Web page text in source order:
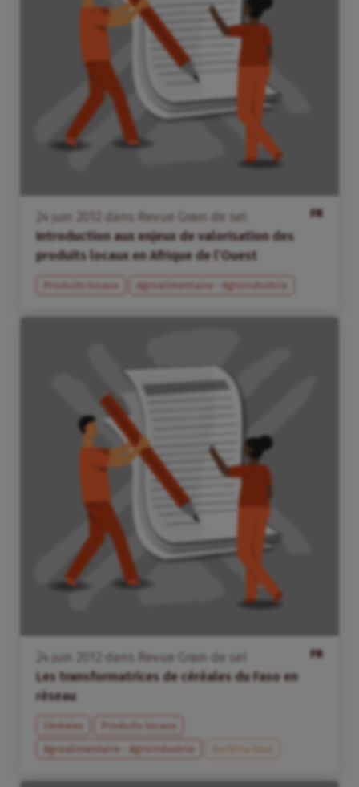
FR
24 juin dans
Revue Grain de sel
Introduction aux enjeux de valorisation des
produits locaux en Afrique de l’Ouest
Produits locaux Agroalimentaire - Agroindustrie
FR
24 juin dans
Revue Grain de sel
Les transformatrices de céréales du Faso en
réseau
Céréales
Produits locaux
Agroalimentaire - Agroindustrie
Burkina Faso